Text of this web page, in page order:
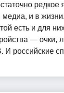
редкое
и в
есть и для
— очки,
И российские